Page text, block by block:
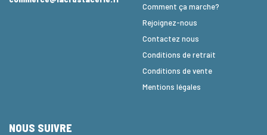
Comment ça marche?
Rejoignez-nous
Contactez nous
Conditions de retrait
Conditions de vente
Mentions légales
NOUS SUIVRE